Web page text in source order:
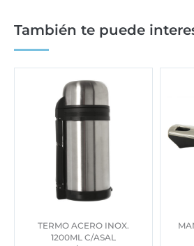
También te puede
TERMO ACERO INOX.
1200ML C/ASAL